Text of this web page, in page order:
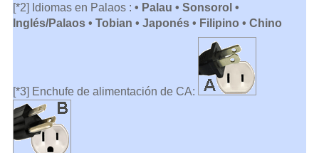
[*2] Idiomas en Palaos : • Palau • Sonsorol •
Inglés/Palaos • Tobian • Japonés • Filipino • Chino
[*3] Enchufe de alimentación de CA: